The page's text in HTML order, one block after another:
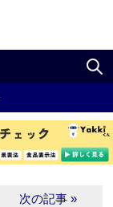
次の記事 »